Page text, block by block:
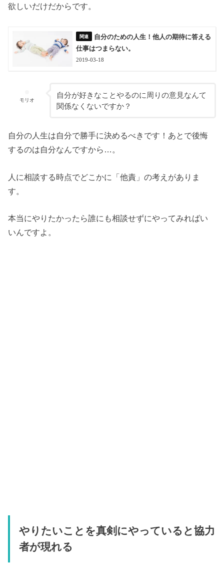
欲しいだけだからです。
自分のための人生！他人の期待に答える
仕事はつまらない。
2019-03-18
モリオ
自分が好きなことやるのに周りの意見なんて
関係なくないですか？
自分の人生は自分で勝手に決めるべきです！あとで後悔
するのは自分なんですから…。
人に相談する時点でどこかに「他責」の考えがありま
す。
本当にやりたかったら誰にも相談せずにやってみればい
いんですよ。
やりたいことを真剣にやっていると協力
者が現れる